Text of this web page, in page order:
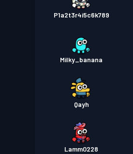
P1a2t3r4i5c6k789
Milky_banana
Qayh
Lamm0228